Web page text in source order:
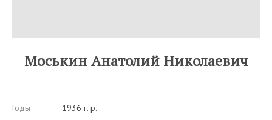
Моськин Анатолий Николаевич
Годы
1936 г. р.